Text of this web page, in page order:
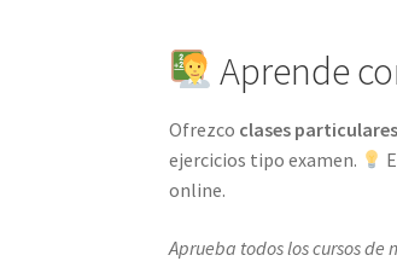
Aprende
Ofrezco clases
ejercicios tipo examen.
online.
Aprueba todos los cursos de